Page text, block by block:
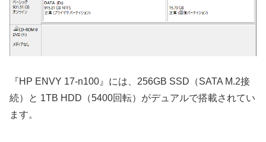
『HP ENVY 17-n100』には、256GB SSD（SATA M.2接
続）と 1TB HDD（5400回転）がデュアルで搭載されてい
ます。